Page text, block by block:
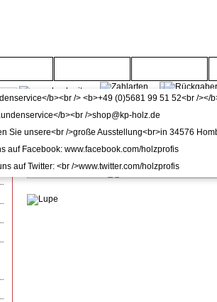
Türen nach Farbton
Drückergarnitur Edelstahl matt